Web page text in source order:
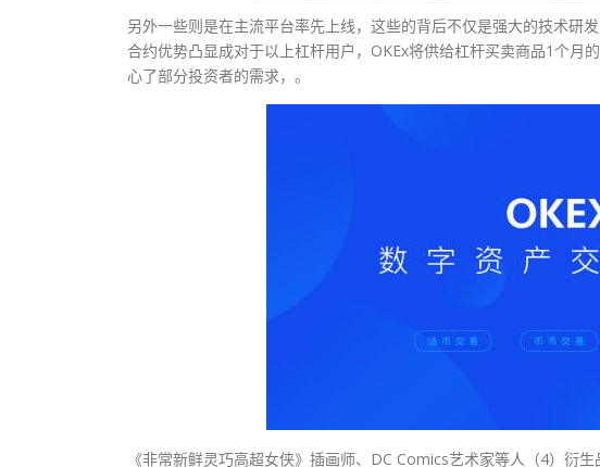
另外一些则是在主流平台率先上线，这些的背后不仅是强大的技术研
合约优势凸显成对于以上杠杆用户，OKEx将供给杠杆买卖商品1个月
心了部分投资者的需求，。
《非常新鲜灵巧高超女侠》插画师、DC Comics艺术家等人（4）衍